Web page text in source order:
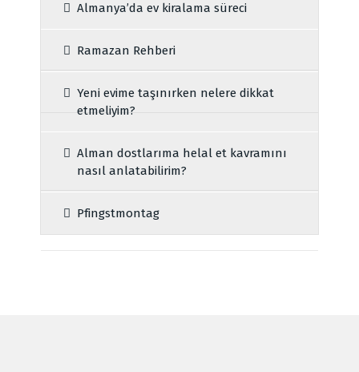
Almanya’da ev kiralama süreci
Ramazan Rehberi
Yeni evime taşınırken nelere dikkat
etmeliyim?
Alman dostlarıma helal et kavramını
nasıl anlatabilirim?
Pfingstmontag